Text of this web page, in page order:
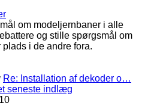
om modeljernbaner i alle
og stille spørgsmål om
i de andre fora.
Re: Installation af dekoder o…
seneste indlæg